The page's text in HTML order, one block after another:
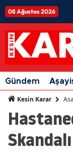
08 Ağustos 2026
Gündem
Kesin Karar
Skandalı